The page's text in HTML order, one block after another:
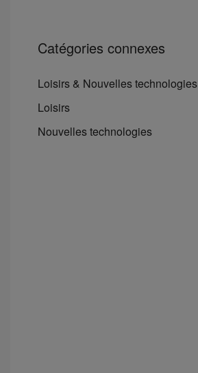
Catégories connexes
Loisirs & Nouvelles technologies
Loisirs
Nouvelles technologies